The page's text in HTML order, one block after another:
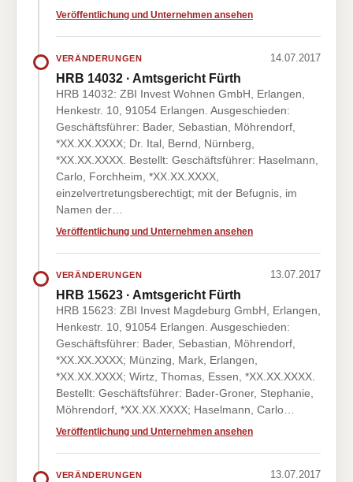
Veröffentlichung und Unternehmen ansehen
VERÄNDERUNGEN 14.07.2017
HRB 14032 · Amtsgericht Fürth
HRB 14032: ZBI Invest Wohnen GmbH, Erlangen,
Henkestr. 10, 91054 Erlangen. Ausgeschieden:
Geschäftsführer: Bader, Sebastian, Möhrendorf,
*XX.XX.XXXX; Dr. Ital, Bernd, Nürnberg,
*XX.XX.XXXX. Bestellt: Geschäftsführer: Haselmann,
Carlo, Forchheim, *XX.XX.XXXX,
einzelvertretungsberechtigt; mit der Befugnis, im
Namen der…
Veröffentlichung und Unternehmen ansehen
VERÄNDERUNGEN 13.07.2017
HRB 15623 · Amtsgericht Fürth
HRB 15623: ZBI Invest Magdeburg GmbH, Erlangen,
Henkestr. 10, 91054 Erlangen. Ausgeschieden:
Geschäftsführer: Bader, Sebastian, Möhrendorf,
*XX.XX.XXXX; Münzing, Mark, Erlangen,
*XX.XX.XXXX; Wirtz, Thomas, Essen, *XX.XX.XXXX.
Bestellt: Geschäftsführer: Bader-Groner, Stephanie,
Möhrendorf, *XX.XX.XXXX; Haselmann, Carlo…
Veröffentlichung und Unternehmen ansehen
VERÄNDERUNGEN 13.07.2017